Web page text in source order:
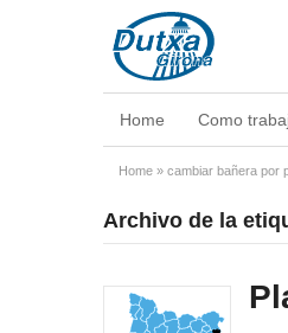
Home Como
Home » cambiar bañera por
Archivo de la